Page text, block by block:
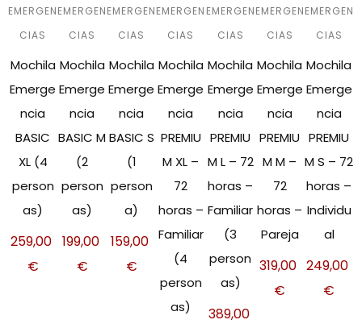
EMERGEN
CIAS
Mochila
Emerge
ncia
BASIC
XL (4
person
as)
259,00
€
EMERGEN
CIAS
Mochila
Emerge
ncia
BASIC M
(2
person
as)
199,00
€
EMERGEN
CIAS
Mochila
Emerge
ncia
BASIC S
(1
person
a)
159,00
€
EMERGEN
CIAS
Mochila
Emerge
ncia
PREMIU
M XL –
72
horas –
Familiar
(4
person
as)
EMERGEN
CIAS
Mochila
Emerge
ncia
PREMIU
M L – 72
horas –
Familiar
(3
person
as)
389,00
EMERGEN
CIAS
Mochila
Emerge
ncia
PREMIU
M M –
72
horas –
Pareja
319,00
€
EMERGEN
CIAS
Mochila
Emerge
ncia
PREMIU
M S – 72
horas –
Individu
al
249,00
€